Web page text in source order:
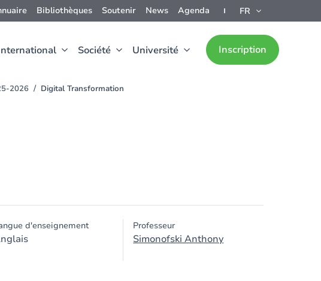
Bibliothèques Soutenir News Agenda FR
Société Université Inscription
2026 Digital Transformation
d'enseignement Professeur
Simonofski Anthony